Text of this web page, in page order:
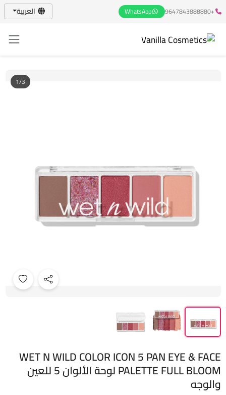
+9647843888880
WhatsApp العربية
1/3
WET N WILD COLOR ICON 5 PAN EYE & FACE
PALETTE FULL BLOOM لوحة الألوان 5 للعين
والوجه